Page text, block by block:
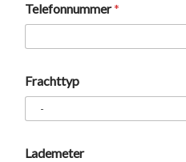
Telefonnummer*
Frachttyp
Lademeter